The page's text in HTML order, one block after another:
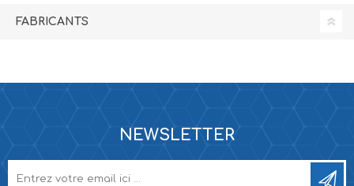
FABRICANTS
NEWSLETTER